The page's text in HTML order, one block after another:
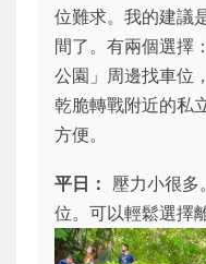
位難求。我的建議
間了。有兩個選擇
公園」周邊找車位
乾脆轉戰附近的私
方便。
平日： 壓力小很多
位。可以輕鬆選擇